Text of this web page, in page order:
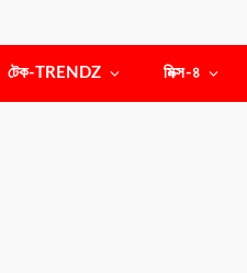
টেক-TRENDZ মিক্স-৪